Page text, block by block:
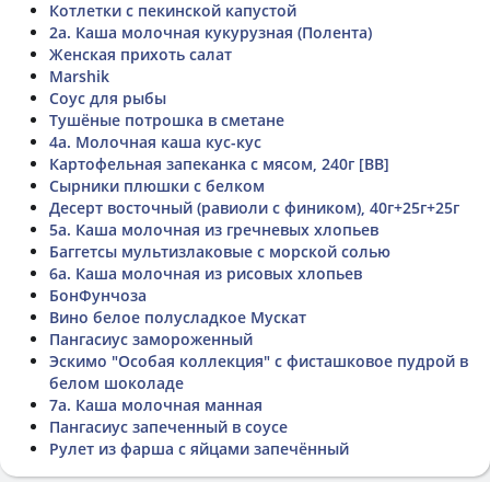
Котлетки с пекинской капустой
2а. Каша молочная кукурузная (Полента)
Женская прихоть салат
Marshik
Соус для рыбы
Тушёные потрошка в сметане
4а. Молочная каша кус-кус
Картофельная запеканка с мясом, 240г [ВВ]
Сырники плюшки с белком
Десерт восточный (равиоли с фиником), 40г+25г+25г
5а. Каша молочная из гречневых хлопьев
Баггетсы мультизлаковые с морской солью
6а. Каша молочная из рисовых хлопьев
БонФунчоза
Вино белое полусладкое Мускат
Пангасиус замороженный
Эскимо "Особая коллекция" с фисташковое пудрой в
белом шоколаде
7а. Каша молочная манная
Пангасиус запеченный в соусе
Рулет из фарша с яйцами запечённый